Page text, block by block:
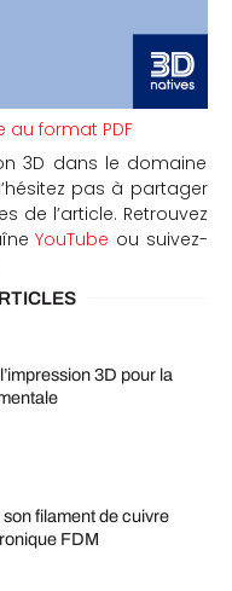
au format PDF
3D dans le domaine
pas à partager
de l’article. Retrouvez
YouTube ou suivez-
3D pour la
filament de cuivre
FDM